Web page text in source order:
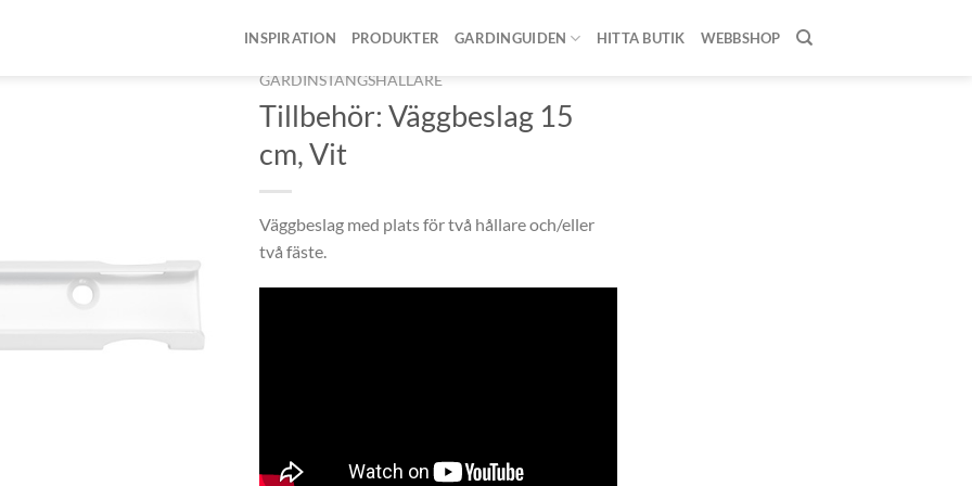
INSPIRATION PRODUKTER GARDINGUIDEN HITTA BUTIK
WEBBSHOP
GARDINSTÅNGSHÅLLARE
Tillbehör: Väggbeslag 15
cm, Vit
Väggbeslag med plats för två hållare och/eller
två fäste.